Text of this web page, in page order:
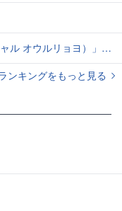
）」の意味は？褒め言葉です♡
ンキングをもっと見る